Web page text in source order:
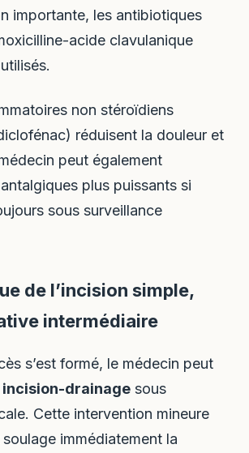
importante, les antibiotiques
acide clavulanique
non stéroïdiens
réduisent la douleur et
peut également
plus puissants si
sous surveillance
de l’incision simple,
intermédiaire
s’est formé, le médecin peut
incision-drainage sous
Cette intervention mineure
immédiatement la